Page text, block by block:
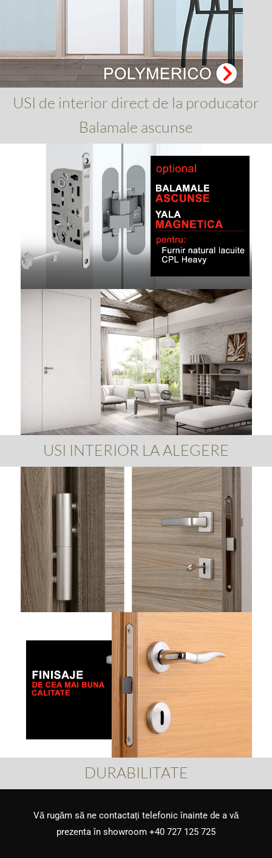
USI de interior direct de la producator
Balamale ascunse
USI INTERIOR LA ALEGERE
DURABILITATE
Vă rugăm să ne contactați telefonic înainte de a vă
prezenta în showroom +40 727 125 725